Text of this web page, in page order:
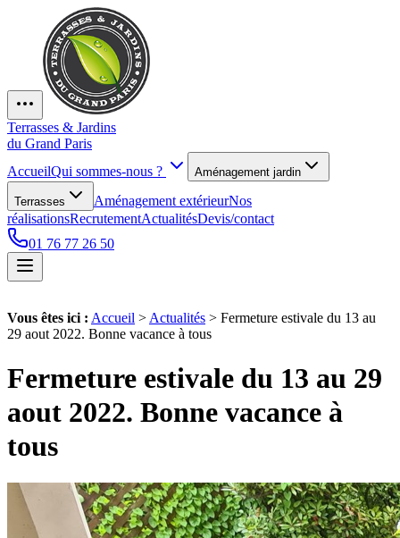
Terrasses & Jardins
du Grand Paris
AccueilQui sommes-nous ? Aménagement jardin
Terrasses Aménagement extérieurNos
réalisationsRecrutementActualitésDevis/contact
01 76 77 26 50
Vous êtes ici : Accueil > Actualités > Fermeture estivale du 13 au
29 aout 2022. Bonne vacance à tous
Fermeture estivale du 13 au 29
aout 2022. Bonne vacance à
tous